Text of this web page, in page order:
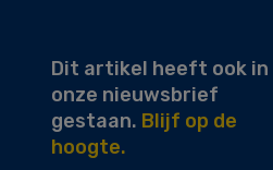
Dit artikel heeft ook in
onze nieuwsbrief
gestaan. Blijf op de
hoogte.